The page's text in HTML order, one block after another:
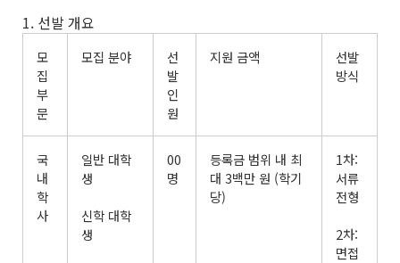
1. 선발 개요
모
집
부
문
모집 분야
선
발
인
원
지원 금액
선발
방식
국
내
학
사
일반 대학
생
신학 대학
생
00
명
등록금 범위 내 최
대 3백만 원 (학기
당)
1차:
서류
전형
2차:
면접